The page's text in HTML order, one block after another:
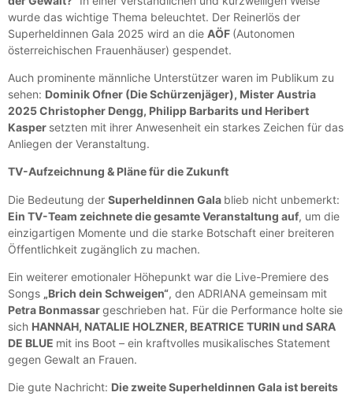
wurde das wichtige Thema beleuchtet. Der Reinerlös der
Superheldinnen Gala 2025 wird an die AÖF (Autonomen
österreichischen Frauenhäuser) gespendet.
Auch prominente männliche Unterstützer waren im Publikum zu
sehen: Dominik Ofner (Die Schürzenjäger), Mister Austria
2025 Christopher Dengg, Philipp Barbarits und Heribert
Kasper setzten mit ihrer Anwesenheit ein starkes Zeichen für das
Anliegen der Veranstaltung.
TV-Aufzeichnung & Pläne für die Zukunft
Die Bedeutung der Superheldinnen Gala blieb nicht unbemerkt:
Ein TV-Team zeichnete die gesamte Veranstaltung auf, um die
einzigartigen Momente und die starke Botschaft einer breiteren
Öffentlichkeit zugänglich zu machen.
Ein weiterer emotionaler Höhepunkt war die Live-Premiere des
Songs „Brich dein Schweigen“, den ADRIANA gemeinsam mit
Petra Bonmassargeschrieben hat. Für die Performance holte sie
sich HANNAH, NATALIE HOLZNER, BEATRICE TURIN und SARA
DE BLUE mit ins Boot – ein kraftvolles musikalisches Statement
gegen Gewalt an Frauen.
Die gute Nachricht: Die zweite Superheldinnen Gala ist bereits